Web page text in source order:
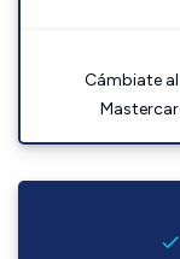
Cámbiate